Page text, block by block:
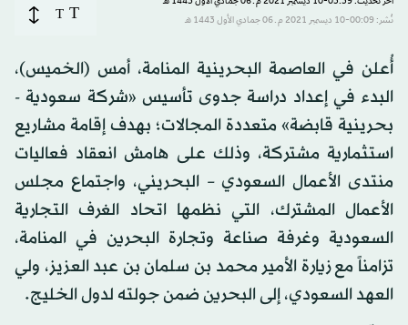
آخر تحديث: 03:39-10 ديسمبر 2021 م ـ 06 جمادي الأول 1443 هـ
نُشر: 00:09-10 ديسمبر 2021 م ـ 06 جمادي الأول 1443 هـ
T
T
أُعلن في العاصمة البحرينية المنامة، أمس (الخميس)،
البدء في إعداد دراسة جدوى تأسيس «شركة سعودية -
بحرينية قابضة» متعددة المجالات؛ بهدف إقامة مشاريع
استثمارية مشتركة، وذلك على هامش انعقاد فعاليات
منتدى الأعمال السعودي – البحريني، واجتماع مجلس
الأعمال المشترك، التي نظمها اتحاد الغرف التجارية
السعودية وغرفة صناعة وتجارة البحرين في المنامة،
تزامناً مع زيارة الأمير محمد بن سلمان بن عبد العزيز، ولي
العهد السعودي، إلى البحرين ضمن جولته لدول الخليج.